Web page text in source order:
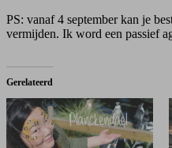
PS: vanaf 4 september kan je
vermijden. Ik word een passief
Gerelateerd